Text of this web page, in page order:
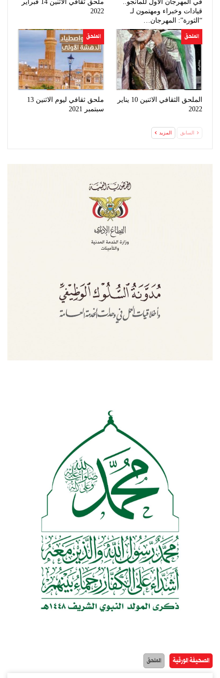
في المهرجان الأول للمانجو..
قيادات وخبراء ومهتمون لـ
“الثورة”: المهرجان…
ملحق ثقافي الاثنين 14 فبراير
2022
الملحق
الملحق الثقافي الاثنين 10 يناير
2022
الملحق
ملحق ثقافي ليوم الاثنين 13
سبتمبر 2021
السابق المزيد
الصحيفة الورقية الملحق